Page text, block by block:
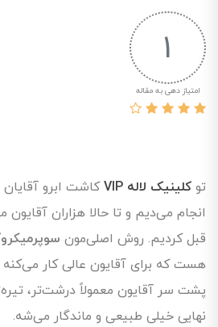
1
امتیاز دهی به مقاله
تو کلینیک لاله VIP
کاشت ابرو
انجام می‌دیم و تا حالا هزاران آقایون
قبل کردیم. روش اصلی‌مون
هست که برای آقایون عالی کار
پشت سر آقایون معمولاً درشت‌تر،
نهایی خیلی طبیعی و ماندگار می‌شه.